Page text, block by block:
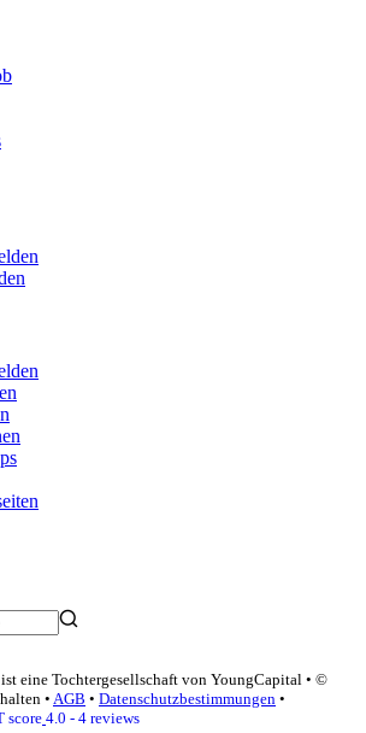
eine Tochtergesellschaft von YoungCapital • ©
• AGB • Datenschutzbestimmungen •
score 4.0 - 4 reviews